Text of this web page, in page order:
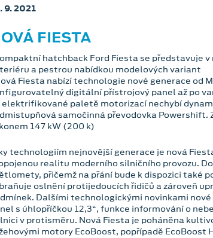
9. 2021
FIESTA
hatchback Ford Fiesta se představuje
a pestrou nabídkou modelových variant
Fiesta nabízí technologie nové generace od
digitální přístrojový panel až po
elektrifikované paletě motorizací nechybí
samočinná převodovka Powershift.
147 kW (200 k)
technologiím nejnovější generace je nová
realitu moderního silničního provozu.
přičemž na přání bude k dispozici také
oslnění protijedoucích řidičů a zároveň
Dalšími technologickými novinkami
s úhlopříčkou 12,3“, funkce informování o
v protisměru. Nová Fiesta je poháněna
motory EcoBoost, popřípadě